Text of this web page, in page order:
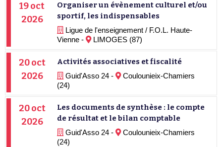
19 oct
2026
Organiser un évènement culturel et/ou
sportif, les indispensables
Ligue de l'enseignement / F.O.L. Haute-
Vienne -
LIMOGES (87)
20 oct
2026
Activités associatives et fiscalité
Guid'Asso 24 -
Coulounieix-Chamiers
(24)
20 oct
2026
Les documents de synthèse : le compte
de résultat et le bilan comptable
Guid'Asso 24 -
Coulounieix-Chamiers
(24)